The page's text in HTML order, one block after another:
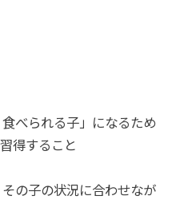
べられる子」になるため
得すること
の子の状況に合わせなが